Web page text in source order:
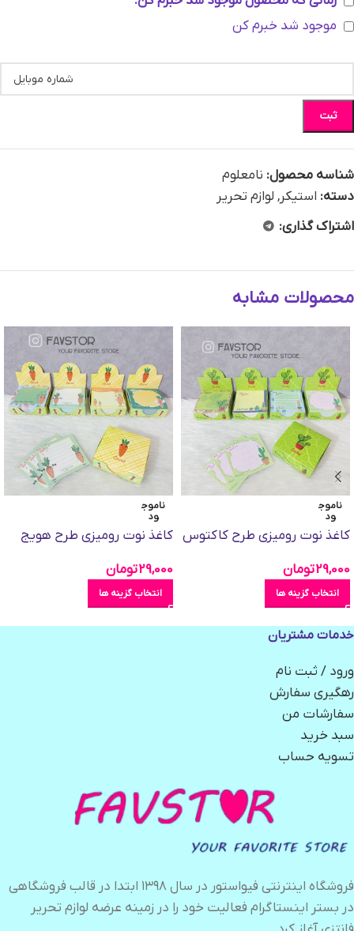
موجود شد خبرم کن
ثبت
شناسه محصول: نامعلوم
دسته: استیکر, لوازم تحریر
اشتراک گذاری:
محصولات مشابه
ناموج
ود
کاغذ نوت رومیزی طرح کاکتوس
29,000تومان
انتخاب گزینه ها
ناموج
ود
کاغذ نوت رومیزی طرح هویج
29,000تومان
انتخاب گزینه ها
خدمات مشتریان
ورود / ثبت نام
رهگیری سفارش
سفارشات من
سبد خرید
تسویه حساب
فروشگاه اینترنتی فیواستور در سال ۱۳۹۸ ابتدا در قالب فروشگاهی
در بستر اینستاگرام فعالیت خود را در زمینه عرضه لوازم تحریر